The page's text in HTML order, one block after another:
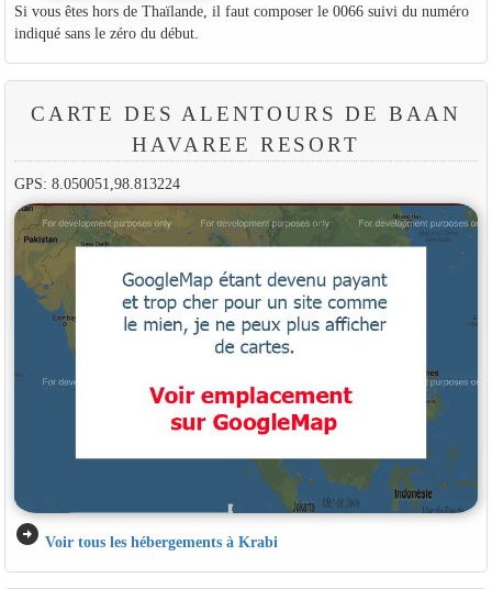
Si vous êtes hors de Thaïlande, il faut composer le 0066 suivi du numéro
indiqué sans le zéro du début.
CARTE DES ALENTOURS DE BAAN
HAVAREE RESORT
GPS: 8.050051,98.813224
arrow_circle_right Voir tous les hébergements à Krabi